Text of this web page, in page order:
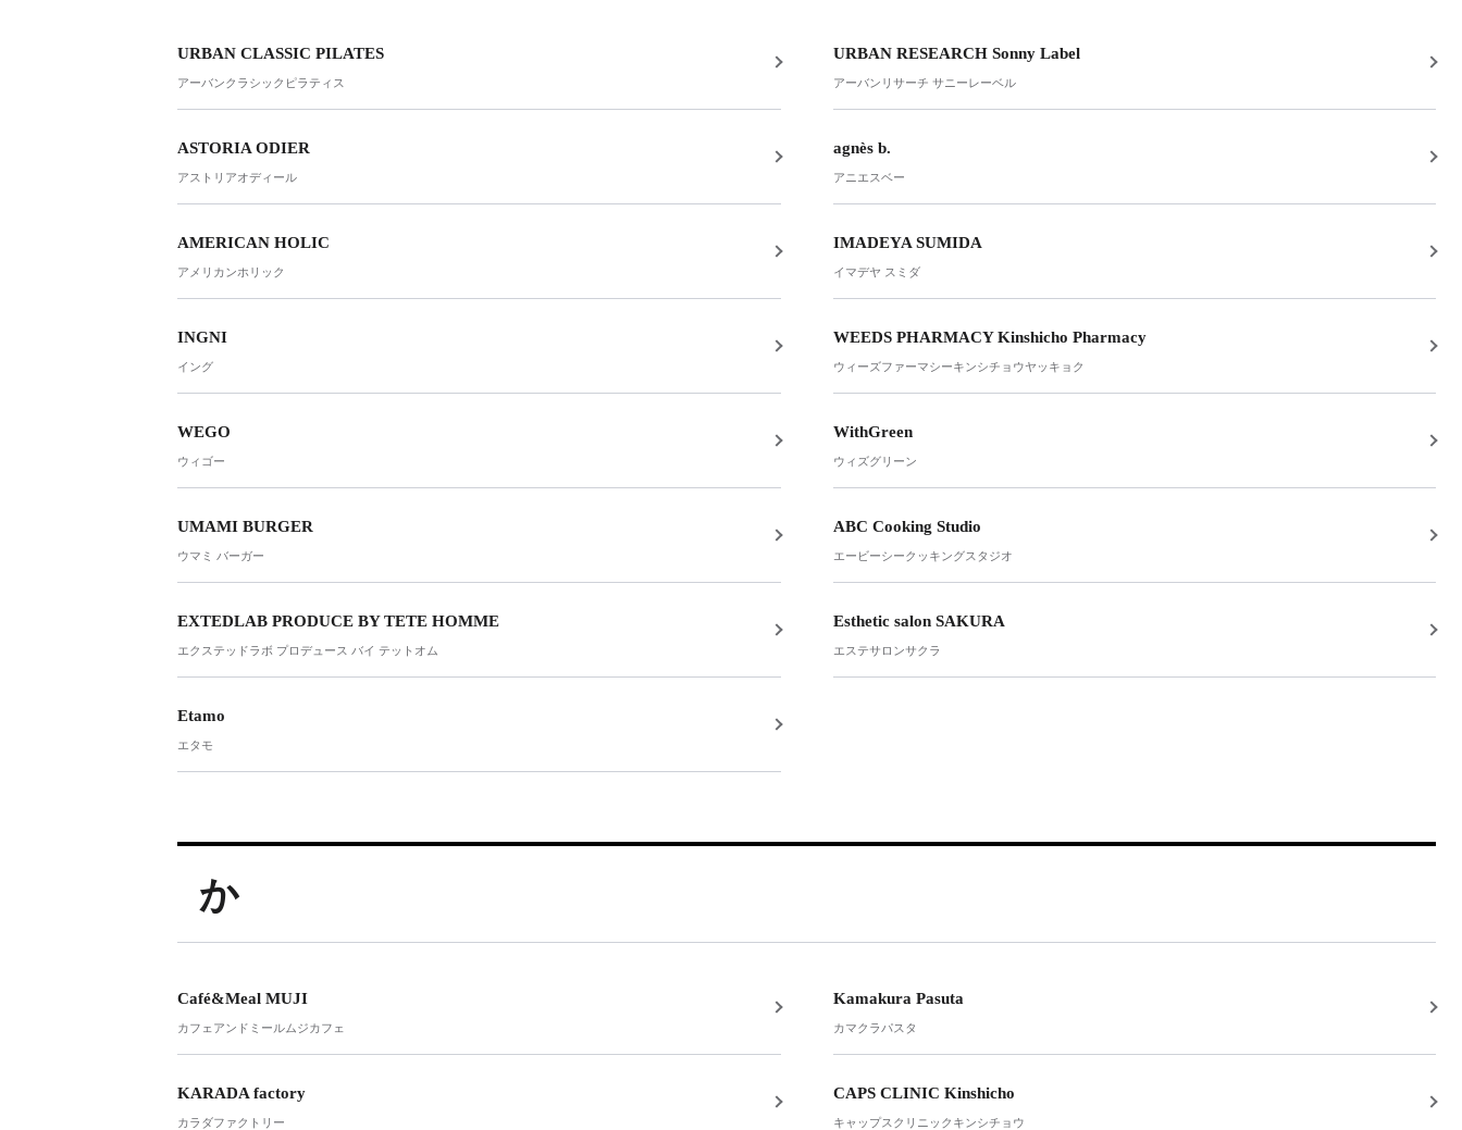
URBAN CLASSIC PILATES
アーバンクラシックピラティス
URBAN RESEARCH Sonny Label
アーバンリサーチ サニーレーベル
ASTORIA ODIER
アストリアオディール
agnès b.
アニエスベー
AMERICAN HOLIC
アメリカンホリック
IMADEYA SUMIDA
イマデヤ スミダ
INGNI
イング
WEEDS PHARMACY Kinshicho Pharmacy
ウィーズファーマシーキンシチョウヤッキョク
WEGO
ウィゴー
WithGreen
ウィズグリーン
UMAMI BURGER
ウマミ バーガー
ABC Cooking Studio
エービーシークッキングスタジオ
EXTEDLAB PRODUCE BY TETE HOMME
エクステッドラボ プロデュース バイ テットオム
Esthetic salon SAKURA
エステサロンサクラ
Etamo
エタモ
か
Café&Meal MUJI
カフェアンドミールムジカフェ
Kamakura Pasuta
カマクラパスタ
KARADA factory
カラダファクトリー
CAPS CLINIC Kinshicho
キャップスクリニックキンシチョウ